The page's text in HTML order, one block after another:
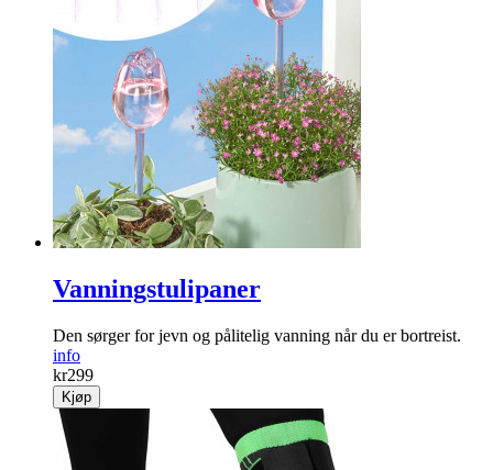
Vanningstulipaner
Den sørger for jevn og pålitelig vanning når du er bortreist.
info
kr299
Kjøp